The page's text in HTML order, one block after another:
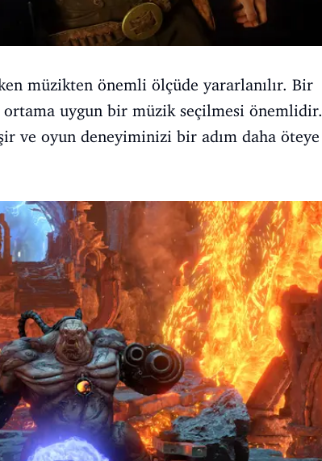
müzikten önemli ölçüde yararlanılır. Bir
uygun bir müzik seçilmesi önemlidir.
ve oyun deneyiminizi bir adım daha öteye